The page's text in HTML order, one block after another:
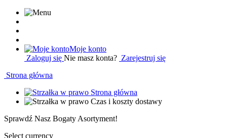
Moje konto
Zaloguj się Nie masz konta? Zarejestruj się
Strona główna
Strona główna
Czas i koszty dostawy
Sprawdź Nasz Bogaty Asortyment!
Select currency